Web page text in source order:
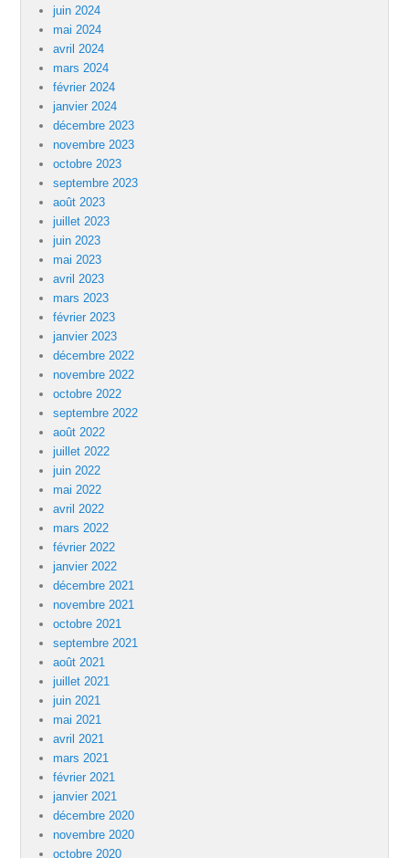
juin 2024
mai 2024
avril 2024
mars 2024
février 2024
janvier 2024
décembre 2023
novembre 2023
octobre 2023
septembre 2023
août 2023
juillet 2023
juin 2023
mai 2023
avril 2023
mars 2023
février 2023
janvier 2023
décembre 2022
novembre 2022
octobre 2022
septembre 2022
août 2022
juillet 2022
juin 2022
mai 2022
avril 2022
mars 2022
février 2022
janvier 2022
décembre 2021
novembre 2021
octobre 2021
septembre 2021
août 2021
juillet 2021
juin 2021
mai 2021
avril 2021
mars 2021
février 2021
janvier 2021
décembre 2020
novembre 2020
octobre 2020